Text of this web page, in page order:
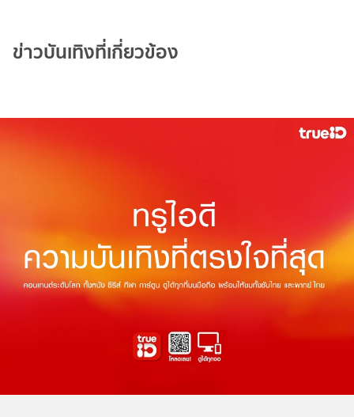
ข่าวบันเทิงที่เกี่ยวข้อง